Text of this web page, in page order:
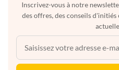
Inscrivez-vous à notre
des offres, des conseils d'initiés